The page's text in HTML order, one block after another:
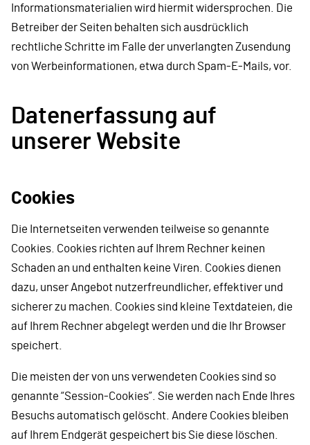
Informationsmaterialien wird hiermit widersprochen. Die
Betreiber der Seiten behalten sich ausdrücklich
rechtliche Schritte im Falle der unverlangten Zusendung
von Werbeinformationen, etwa durch Spam-E-Mails, vor.
Datenerfassung auf
unserer Website
Cookies
Die Internetseiten verwenden teilweise so genannte
Cookies. Cookies richten auf Ihrem Rechner keinen
Schaden an und enthalten keine Viren. Cookies dienen
dazu, unser Angebot nutzerfreundlicher, effektiver und
sicherer zu machen. Cookies sind kleine Textdateien, die
auf Ihrem Rechner abgelegt werden und die Ihr Browser
speichert.
Die meisten der von uns verwendeten Cookies sind so
genannte “Session-Cookies”. Sie werden nach Ende Ihres
Besuchs automatisch gelöscht. Andere Cookies bleiben
auf Ihrem Endgerät gespeichert bis Sie diese löschen.